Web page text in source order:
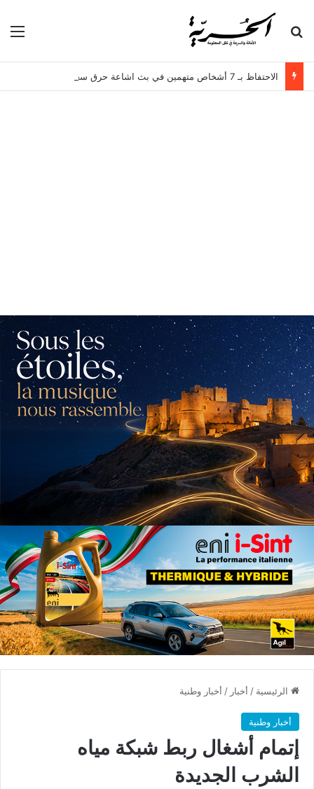
بحث عن
الاحتفاظ بـ 7 أشخاص متهمين في بث اشاعة حرق سجن المسعدين
الرئيسية / أخبار / أخبار وطنية
أخبار وطنية
إتمام أشغال ربط شبكة مياه
الشرب الجديدة